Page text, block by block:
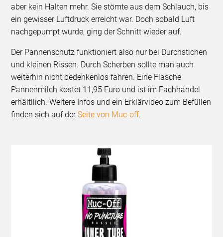
aber kein Halten mehr. Sie stömte aus dem Schlauch, bis
ein gewisser Luftdruck erreicht war. Doch sobald Luft
nachgepumpt wurde, ging der Schnitt wieder auf.
Der Pannenschutz funktioniert also nur bei Durchstichen
und kleinen Rissen. Durch Scherben sollte man auch
weiterhin nicht bedenkenlos fahren. Eine Flasche
Pannenmilch kostet 11,95 Euro und ist im Fachhandel
erhältllich. Weitere Infos und ein Erklärvideo zum Befüllen
finden sich auf derSeite von Muc-off.